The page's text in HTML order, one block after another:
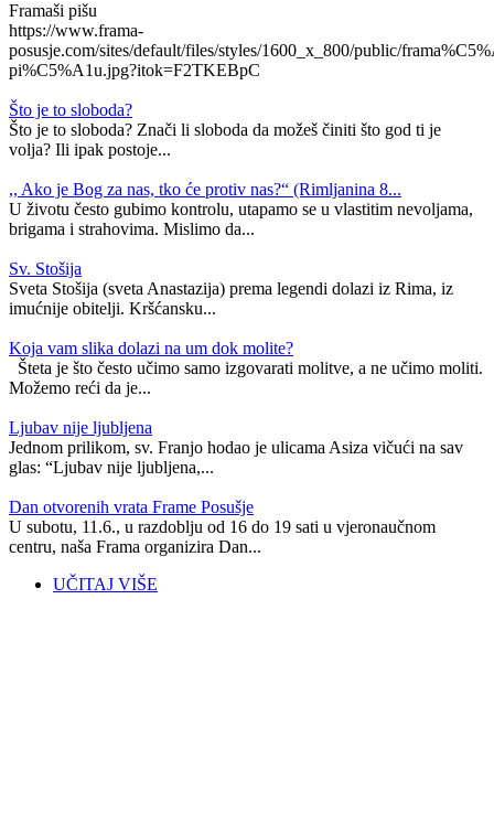
Framaši pišu
https://www.frama-
posusje.com/sites/default/files/styles/1600_x_800/public/
pi%C5%A1u.jpg?itok=F2TKEBpC
Što je to sloboda?
Što je to sloboda? Znači li sloboda da možeš činiti što god ti je
volja? Ili ipak postoje...
,, Ako je Bog za nas, tko će protiv nas?“ (Rimljanina 8...
U životu često gubimo kontrolu, utapamo se u vlastitim nevoljama,
brigama i strahovima. Mislimo da...
Sv. Stošija
Sveta Stošija (sveta Anastazija) prema legendi dolazi iz Rima, iz
imućnije obitelji. Kršćansku...
Koja vam slika dolazi na um dok molite?
Šteta je što često učimo samo izgovarati molitve, a ne učimo moliti.
Možemo reći da je...
Ljubav nije ljubljena
Jednom prilikom, sv. Franjo hodao je ulicama Asiza vičući na sav
glas: “Ljubav nije ljubljena,...
Dan otvorenih vrata Frame Posušje
U subotu, 11.6., u razdoblju od 16 do 19 sati u vjeronaučnom
centru, naša Frama organizira Dan...
UČITAJ VIŠE